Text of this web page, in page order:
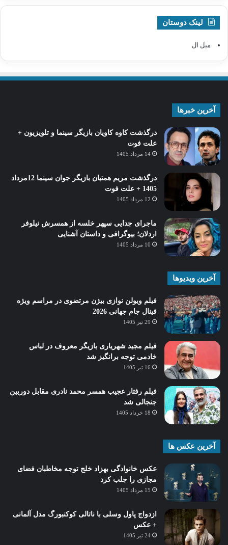
لینک دوستان
مبل ال
آخرین خبرها
درگذشت کاوه کاویان بازیگر سینما و تلویزیون +
علت فوت
14 مرداد 1405
درگذشت مریم همتیان بازیگر جوان سینما 12مرداد
1405 + علت فوت
12 مرداد 1405
ماجرای جدایی سپهر خلسه از همسرش نیلوفر
اردلان؛ بیوگرافی و داستان آشنایی
10 مرداد 1405
آخرین ویدیوها
فیلم ویولن نوازی بیژن مرتضوی در مراسم ویژه
فینال جام جهانی 2026
29 تیر 1405
فیلم مجید شهریاری بازیگر معروف در لباس
خادمی توجه برانگیز شد
16 تیر 1405
فیلم رفتار عجیب همسر محمد نادری مقابل دوربین
جنجالی شد
18 خرداد 1405
آخرین عکس ها
عکس خانوادگی بهزاد خلج توجه مخاطبان فضای
مجازی را جلب کرد
15 مرداد 1405
ازدواج پاول وسلی با ناتالی کوکنبورگ مدل آلمانی
+ عکس
24 تیر 1405